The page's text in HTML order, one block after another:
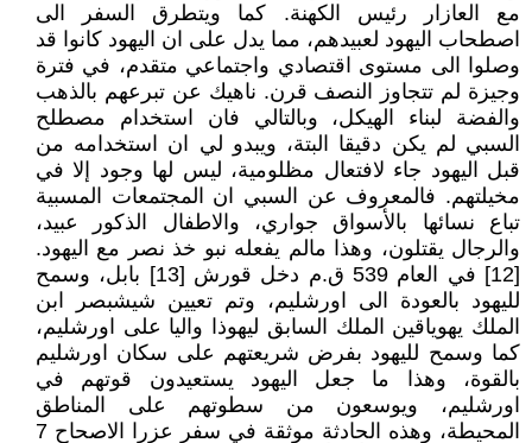
مع العازار رئيس الكهنة. كما ويتطرق السفر الى
اصطحاب اليهود لعبيدهم، مما يدل على ان اليهود كانوا قد
وصلوا الى مستوى اقتصادي واجتماعي متقدم، في فترة
وجيزة لم تتجاوز النصف قرن. ناهيك عن تبرعهم بالذهب
والفضة لبناء الهيكل، وبالتالي فان استخدام مصطلح
السبي لم يكن دقيقا البتة، ويبدو لي ان استخدامه من
قبل اليهود جاء لافتعال مظلومية، ليس لها وجود إلا في
مخيلتهم. فالمعروف عن السبي ان المجتمعات المسبية
تباع نسائها بالأسواق جواري، والاطفال الذكور عبيد،
والرجال يقتلون، وهذا مالم يفعله نبو خذ نصر مع اليهود.
[12] في العام 539 ق.م دخل قورش [13] بابل، وسمح
لليهود بالعودة الى اورشليم، وتم تعيين شيشبصر ابن
الملك يهوياقين الملك السابق ليهوذا واليا على اورشليم،
كما وسمح لليهود بفرض شريعتهم على سكان اورشليم
بالقوة، وهذا ما جعل اليهود يستعيدون قوتهم في
اورشليم، ويوسعون من سطوتهم على المناطق
المحيطة، وهذه الحادثة موثقة في سفر عزرا الاصحاح 7